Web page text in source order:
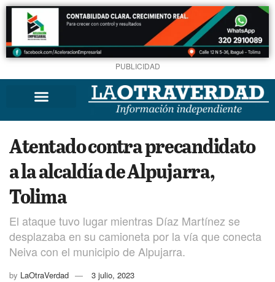
PUBLICIDAD
Atentado contra precandidato
a la alcaldía de Alpujarra,
Tolima
El ataque tuvo lugar mientras Díaz Martínez se
desplazaba en su camioneta por la vía que conecta
Neiva con el municipio de Alpujarra.
by LaOtraVerdad 3 julio, 2023